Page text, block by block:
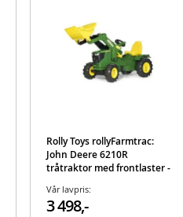
Vekt: 4,1 kg
Maks belastningsvekt: 50 kg
Alder: fra 3 år
Merk: Må ikke brukes i
EAN
Merke
Rolly Toys rollyFarmtrac:
John Deere 6210R
tråtraktor med frontlaster -
Vår lavpris:
3 498,-